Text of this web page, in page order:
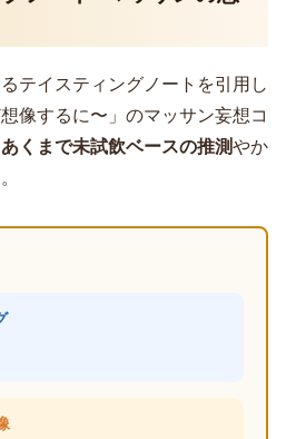
テイスティングノートを引用し
像するに〜」のマッサン妄想コ
あくまで未試飲ベースの推測やか